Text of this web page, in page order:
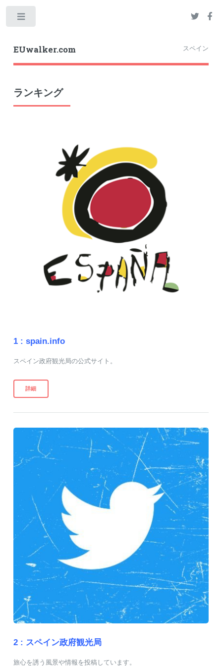
EUwalker.com スペイン
ランキング
1 : spain.info
スペイン政府観光局の公式サイト。
詳細
2 : スペイン政府観光局
旅心を誘う風景や情報を投稿しています。